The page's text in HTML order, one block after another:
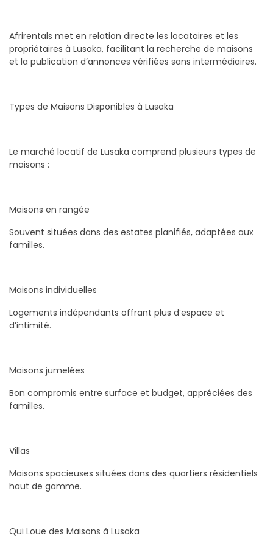
Afrirentals met en relation directe les locataires et les
propriétaires à Lusaka, facilitant la recherche de maisons
et la publication d’annonces vérifiées sans intermédiaires.
Types de Maisons Disponibles à Lusaka
Le marché locatif de Lusaka comprend plusieurs types de
maisons :
Maisons en rangée
Souvent situées dans des estates planifiés, adaptées aux
familles.
Maisons individuelles
Logements indépendants offrant plus d’espace et
d’intimité.
Maisons jumelées
Bon compromis entre surface et budget, appréciées des
familles.
Villas
Maisons spacieuses situées dans des quartiers résidentiels
haut de gamme.
Qui Loue des Maisons à Lusaka